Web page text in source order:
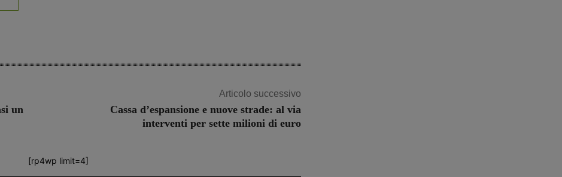
un
Articolo successivo
Cassa d’espansione e nuove strade: al via
interventi per sette milioni di euro
[rp4wp limit=4]